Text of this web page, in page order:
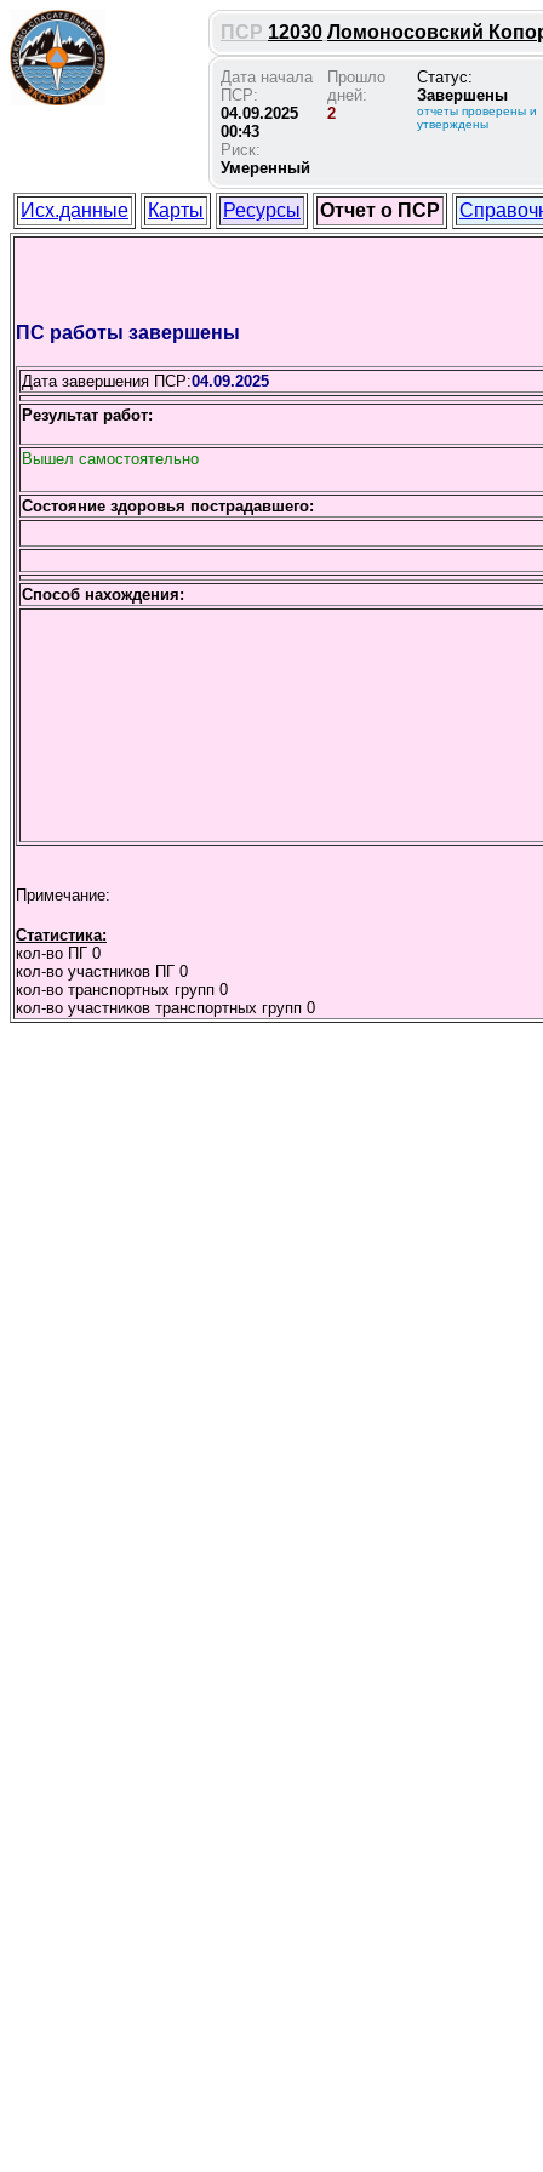
ПСР 12030 Ломоносовский
Дата начала
ПСР:
04.09.2025
00:43
Риск:
Умеренный
Прошло
дней:
2
Статус:
Завершены
отчеты проверены и
утверждены
Исх.данные Карты Ресурсы Отчет о ПСР
ПС работы завершены
Дата завершения ПСР:04.09.2025
Результат работ:
Вышел самостоятельно
Состояние здоровья пострадавшего:
Способ нахождения:
Примечание:
Статистика:
кол-во ПГ 0
кол-во участников ПГ 0
кол-во транспортных групп 0
кол-во участников транспортных групп 0